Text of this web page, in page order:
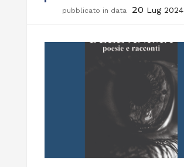
pubblicato in data 20 Lug 2024